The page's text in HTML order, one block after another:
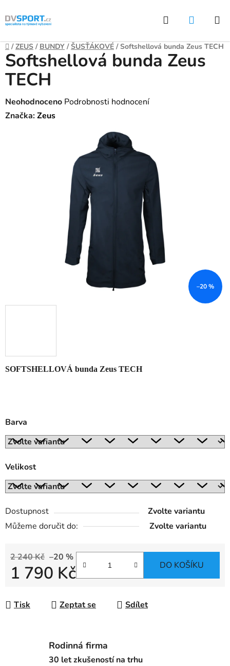
Přejít
na
Hledat
Domů
/ ZEUS / BUNDY / ŠUSŤÁKOVÉ / Softshellová bunda Zeus TECH
SOFTSHELLOVÁ bunda Zeus TECH
Barva
Velikost
Dostupnost
Zvolte variantu
Můžeme doručit do:
Zvolte variantu
2 240 Kč –20 %
1 790 Kč DO KOŠÍKU
Tisk Zeptat se Sdílet
Softshellová bunda Zeus
TECH
Průměrné
hodnocení
Neohodnoceno Podrobnosti hodnocení
Značka:Zeus
–20 %
Rodinná firma
30 let zkušeností na trhu